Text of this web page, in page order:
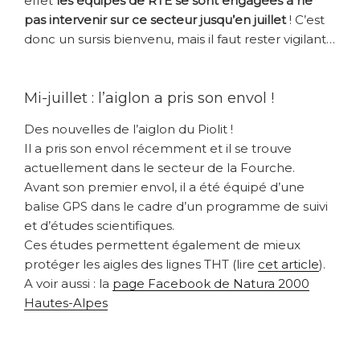
pas intervenir sur ce secteur jusqu’en juillet! C’est
donc un sursis bienvenu, mais il faut rester vigilant…
Mi-juillet : l’aiglon a pris son envol !
Des nouvelles de l’aiglon du Piolit !
Il a pris son envol récemment et il se trouve
actuellement dans le secteur de la Fourche.
Avant son premier envol, il a été équipé d’une
balise GPS dans le cadre d’un programme de suivi
et d’études scientifiques.
Ces études permettent également de mieux
protéger les aigles des lignes THT (lire cet article).
A voir aussi : la page Facebook de Natura 2000
Hautes-Alpes